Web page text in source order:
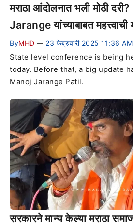
मराठा आंदोलनात भली मोठी
Jarange यांच्याबाबत महत्त्वाची
ByMHD — 23 फेब्रुवारी 2025 11:36 AM
State level conference is being
today. Before that, a big update
Manoj Jarange Patil.
सरकारने मान्य केल्या मराठा